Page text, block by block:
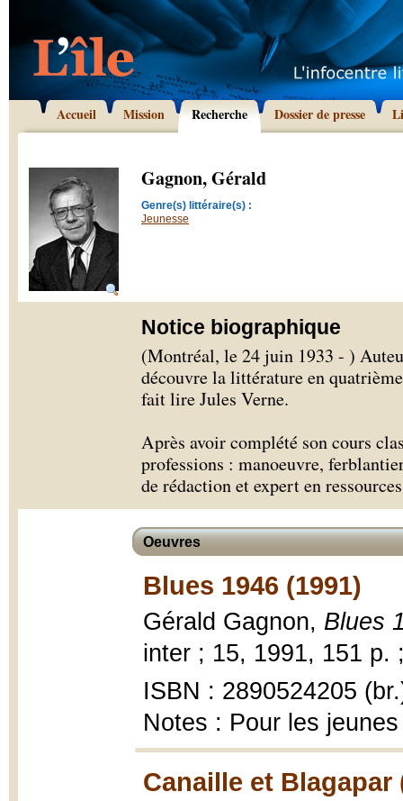
Accueil Mission Recherche Dossier de presse
Gagnon, Gérald
Genre(s) littéraire(s) :
Jeunesse
Notice biographique
(Montréal, le 24 juin 1933 - )
découvre la littérature en
fait lire Jules Verne.
Après avoir complété son cours
professions : manoeuvre,
de rédaction et expert en
Oeuvres
Blues 1946 (1991)
Gérald Gagnon, Blues
inter ; 15, 1991, 151 p.
ISBN : 2890524205
Notes : Pour les jeunes
Canaille et Blagapar